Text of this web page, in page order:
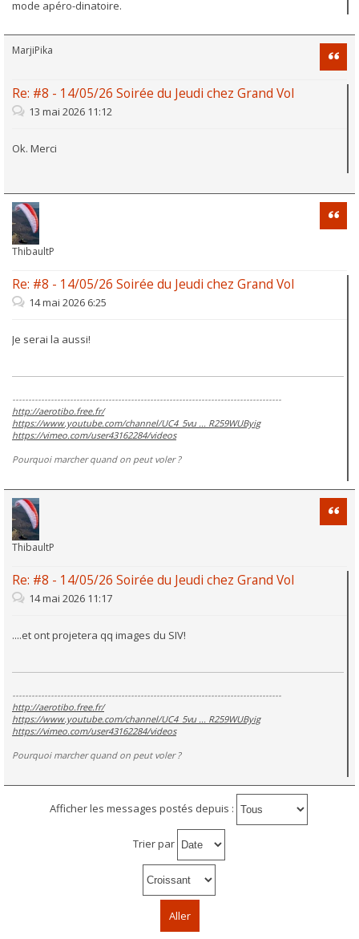
mode apéro-dinatoire.
MarjiPika
Re: #8 - 14/05/26 Soirée du Jeudi chez Grand Vol
13 mai 2026 11:12
Ok. Merci
ThibaultP
Re: #8 - 14/05/26 Soirée du Jeudi chez Grand Vol
14 mai 2026 6:25
Je serai la aussi!
------------------------------------------------------------------------------------
http://aerotibo.free.fr/
https://www.youtube.com/channel/UC4_5vu ... R259WUByig
https://vimeo.com/user43162284/videos
Pourquoi marcher quand on peut voler ?
ThibaultP
Re: #8 - 14/05/26 Soirée du Jeudi chez Grand Vol
14 mai 2026 11:17
....et ont projetera qq images du SIV!
------------------------------------------------------------------------------------
http://aerotibo.free.fr/
https://www.youtube.com/channel/UC4_5vu ... R259WUByig
https://vimeo.com/user43162284/videos
Pourquoi marcher quand on peut voler ?
Afficher les messages postés depuis :
Trier par